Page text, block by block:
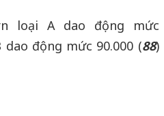
loại A dao động mức
dao động mức 90.000 (88)